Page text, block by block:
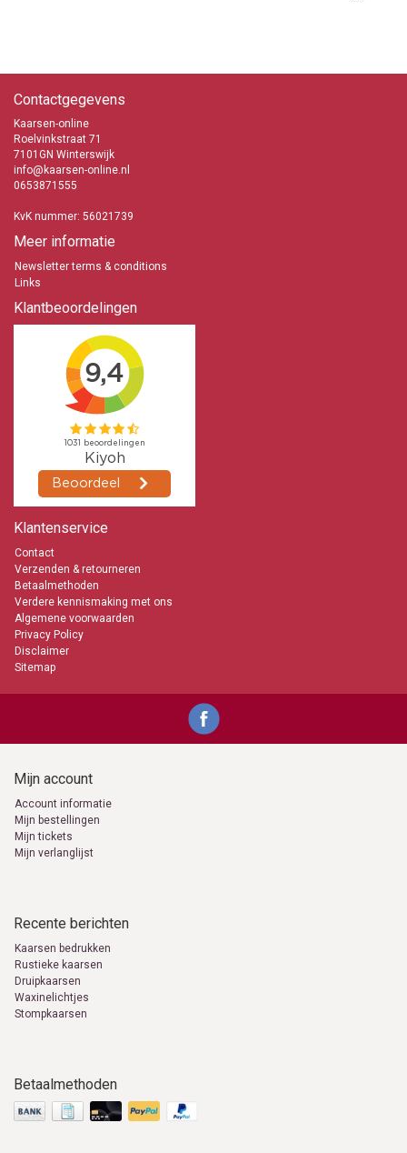
Contactgegevens
Kaarsen-online
Roelvinkstraat 71
7101GN Winterswijk
info@kaarsen-online.nl
0653871555
KvK nummer: 56021739
Meer informatie
Newsletter terms & conditions
Links
Klantbeoordelingen
Klantenservice
Contact
Verzenden & retourneren
Betaalmethoden
Verdere kennismaking met ons
Algemene voorwaarden
Privacy Policy
Disclaimer
Sitemap
Mijn account
Account informatie
Mijn bestellingen
Mijn tickets
Mijn verlanglijst
Recente berichten
Kaarsen bedrukken
Rustieke kaarsen
Druipkaarsen
Waxinelichtjes
Stompkaarsen
Betaalmethoden